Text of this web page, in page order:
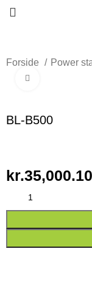
Forside Power
BL-B500
kr.35,000.10